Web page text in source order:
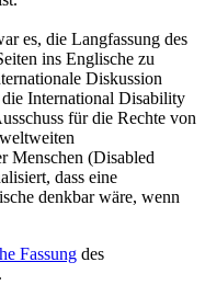
es, die Langfassung des
ins Englische zu
Diskussion
International Disability
für die Rechte von
Menschen (Disabled
dass eine
denkbar wäre, wenn
Fassung des